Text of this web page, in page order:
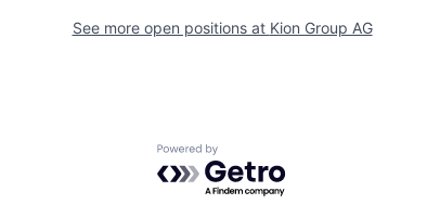
See more open positions at Kion Group AG
Powered by Getro.com